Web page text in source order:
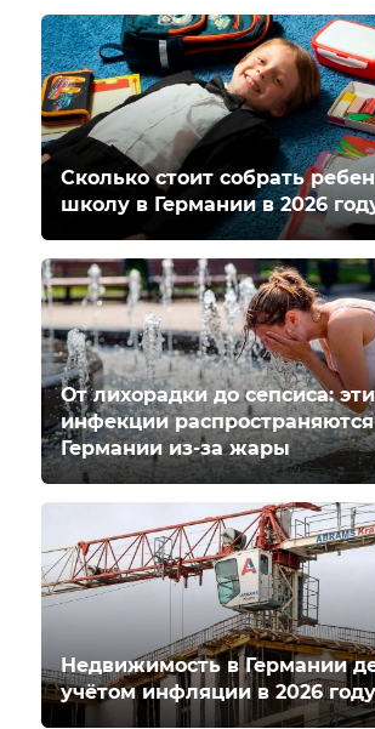
Сколько стоит собрать
школу в Германии в 2026
От лихорадки до сепсиса: эти
инфекции
Германии из-за жары
Недвижимость в Германии
учётом инфляции в 2026 году